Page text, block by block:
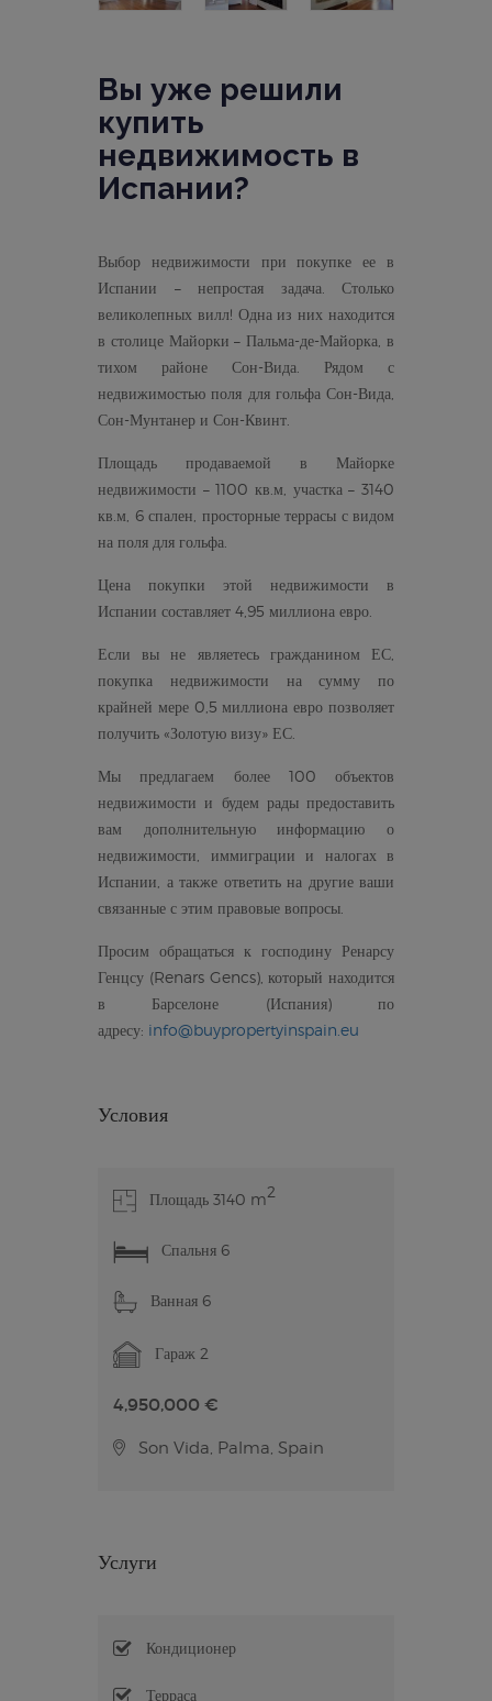
Вы уже решили
купить
недвижимость в
Испании?
Выбор недвижимости при покупке ее в
Испании – непростая задача. Столько
великолепных вилл! Одна из них находится
в столице Майорки – Пальма-де-Майорка, в
тихом районе Сон-Вида. Рядом с
недвижимостью поля для гольфа Сон-Вида,
Сон-Мунтанер и Сон-Квинт.
Площадь продаваемой в Майорке
недвижимости – 1100 кв.м, участка – 3140
кв.м, 6 спален, просторные террасы с видом
на поля для гольфа.
Цена покупки этой недвижимости в
Испании составляет 4,95 миллиона евро.
Если вы не являетесь гражданином ЕС,
покупка недвижимости на сумму по
крайней мере 0,5 миллиона евро позволяет
получить «Золотую визу» ЕС.
Мы предлагаем более 100 объектов
недвижимости и будем рады предоставить
вам дополнительную информацию о
недвижимости, иммиграции и налогах в
Испании, а также ответить на другие ваши
связанные с этим правовые вопросы.
Просим обращаться к господину Ренарсу
Генцсу (Renars Gencs), который находится
в Барселоне (Испания) по
адресу: info@buypropertyinspain.eu
Условия
Площадь 3140 m2
Спальня 6
Ванная 6
Гараж 2
4,950,000 €
Son Vida, Palma, Spain
Услуги
Кондиционер
Терраса